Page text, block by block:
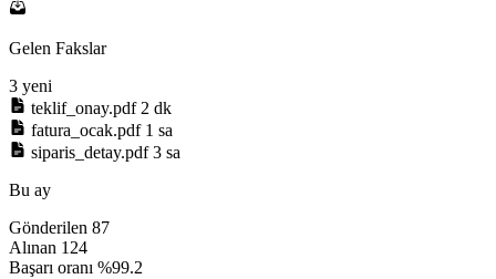
Gelen Fakslar
3 yeni
teklif_onay.pdf 2 dk
fatura_ocak.pdf 1 sa
siparis_detay.pdf 3 sa
Bu ay
Gönderilen 87
Alınan 124
Başarı oranı %99.2